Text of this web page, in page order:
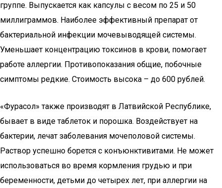
группе. Выпускается как капсулы с весом по 25 и 50
миллиграммов. Наиболее эффективный препарат от
бактериальной инфекции мочевыводящей системы.
Уменьшает концентрацию токсинов в крови, помогает
работе аллергии. Противопоказания общие, побочные
симптомы редкие. Стоимость высока – до 600 рублей.
«Фурасол» также производят в Латвийской Республике,
бывает в виде таблеток и порошка. Воздействует на
бактерии, лечат заболевания мочеполовой системы.
Раствор успешно борется с конъюнктивитами. Не может
использоваться во время кормления грудью и при
беременности, детьми до четырех лет, при аллергии на